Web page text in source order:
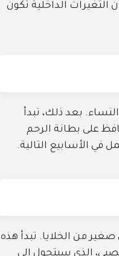
التغيرات الداخلية تكون
بعد ذلك، تبدأ
على بطانة الرحم
الأسابيع التالية.
من الخلايا. تبدأ هذه
الذي سيتحول إلى